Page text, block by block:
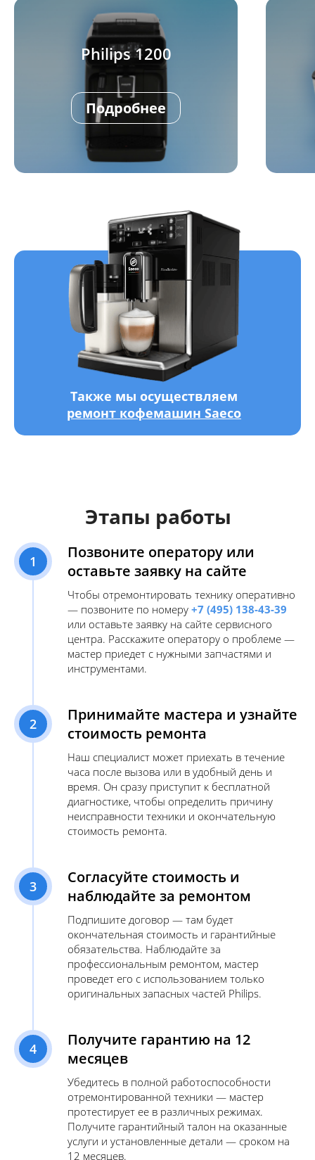
Philips 1200
Подробнее
Также мы осуществляем
ремонт кофемашин Saeco
Этапы работы
1
Позвоните оператору или
оставьте заявку на сайте
Чтобы отремонтировать технику оперативно
— позвоните по номеру +7 (495) 138-43-39
или оставьте заявку на сайте сервисного
центра. Расскажите оператору о проблеме —
мастер приедет с нужными запчастями и
инструментами.
2
Принимайте мастера и узнайте
стоимость ремонта
Наш специалист может приехать в течение
часа после вызова или в удобный день и
время. Он сразу приступит к бесплатной
диагностике, чтобы определить причину
неисправности техники и окончательную
стоимость ремонта.
3
Согласуйте стоимость и
наблюдайте за ремонтом
Подпишите договор — там будет
окончательная стоимость и гарантийные
обязательства. Наблюдайте за
профессиональным ремонтом, мастер
проведет его с использованием только
оригинальных запасных частей Philips.
4
Получите гарантию на 12
месяцев
Убедитесь в полной работоспособности
отремонтированной техники — мастер
протестирует ее в различных режимах.
Получите гарантийный талон на оказанные
услуги и установленные детали — сроком на
12 месяцев.